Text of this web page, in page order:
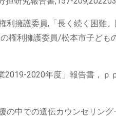
利擁護委員,「長く続く困難
権利擁護委員/松本市子ども
2020年度」報告書，ｐ
の中での遺伝カウンセリン